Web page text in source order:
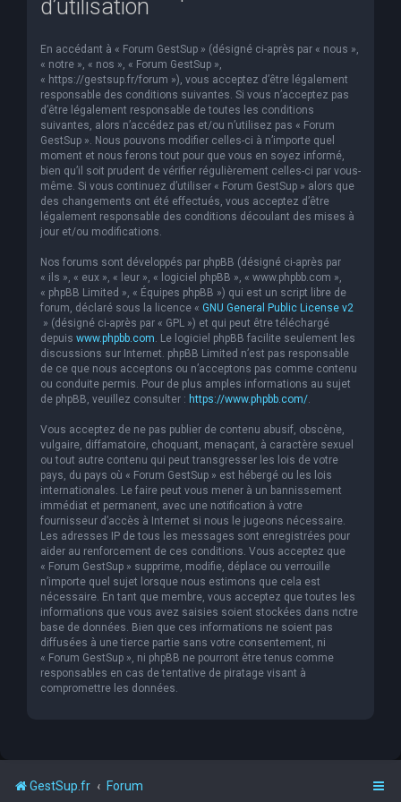
d’utilisation
En accédant à « Forum GestSup » (désigné ci-après par « nous »,
« notre », « nos », « Forum GestSup »,
« https://gestsup.fr/forum »), vous acceptez d’être légalement
responsable des conditions suivantes. Si vous n’acceptez pas
d’être légalement responsable de toutes les conditions
suivantes, alors n’accédez pas et/ou n’utilisez pas « Forum
GestSup ». Nous pouvons modifier celles-ci à n’importe quel
moment et nous ferons tout pour que vous en soyez informé,
bien qu’il soit prudent de vérifier régulièrement celles-ci par vous-
même. Si vous continuez d’utiliser « Forum GestSup » alors que
des changements ont été effectués, vous acceptez d’être
légalement responsable des conditions découlant des mises à
jour et/ou modifications.
Nos forums sont développés par phpBB (désigné ci-après par
« ils », « eux », « leur », « logiciel phpBB », « www.phpbb.com »,
« phpBB Limited », « Équipes phpBB ») qui est un script libre de
forum, déclaré sous la licence « GNU General Public License v2
» (désigné ci-après par « GPL ») et qui peut être téléchargé
depuis www.phpbb.com . Le logiciel phpBB facilite seulement les
discussions sur Internet. phpBB Limited n’est pas responsable
de ce que nous acceptons ou n’acceptons pas comme contenu
ou conduite permis. Pour de plus amples informations au sujet
de phpBB, veuillez consulter : https://www.phpbb.com/
Vous acceptez de ne pas publier de contenu abusif, obscène,
vulgaire, diffamatoire, choquant, menaçant, à caractère sexuel
ou tout autre contenu qui peut transgresser les lois de votre
pays, du pays où « Forum GestSup » est hébergé ou les lois
internationales. Le faire peut vous mener à un bannissement
immédiat et permanent, avec une notification à votre
fournisseur d’accès à Internet si nous le jugeons nécessaire.
Les adresses IP de tous les messages sont enregistrées pour
aider au renforcement de ces conditions. Vous acceptez que
« Forum GestSup » supprime, modifie, déplace ou verrouille
n’importe quel sujet lorsque nous estimons que cela est
nécessaire. En tant que membre, vous acceptez que toutes les
informations que vous avez saisies soient stockées dans notre
base de données. Bien que ces informations ne soient pas
diffusées à une tierce partie sans votre consentement, ni
« Forum GestSup », ni phpBB ne pourront être tenus comme
responsables en cas de tentative de piratage visant à
compromettre les données.
GestSup.fr Forum